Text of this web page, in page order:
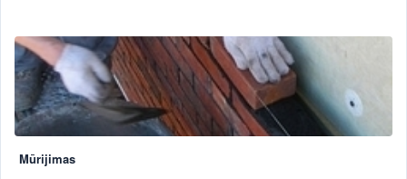
Mūrijimas